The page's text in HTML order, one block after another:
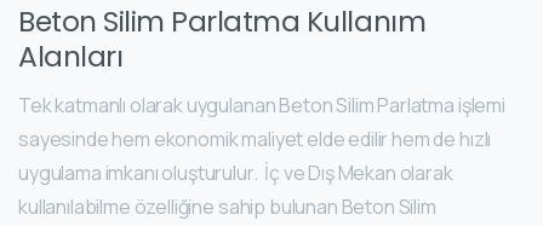
Beton Silim Parlatma Kullanım
Alanları
Tek katmanlı olarak uygulanan Beton Silim Parlatma işlemi
sayesinde hem ekonomik maliyet elde edilir hem de hızlı
uygulama imkanı oluşturulur. İç ve Dış Mekan olarak
kullanılabilme özelliğine sahip bulunan Beton Silim